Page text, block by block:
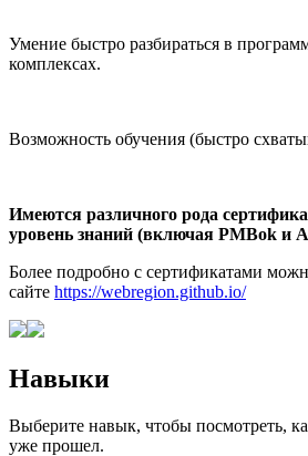
Умение быстро разбираться в
комплексах.
Возможность обучения (быстро
Имеются различного рода
уровень знаний (включая PMBok и
Более подробно с сертификатами
сайте https://webregion.github.io/
Навыки
Выберите навык, чтобы посмотреть,
уже прошел.